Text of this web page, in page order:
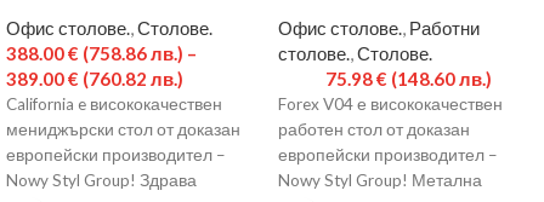
Офис столове.,Столове.
388.00€ (758.86 лв.) –
389.00€ (760.82 лв.)
California e висококачествен
мениджърски стол от доказан
европейски производител –
Nowy Styl Group! Здрава
Офис столове., Работни
столове.,Столове.
75.98€ (148.60 лв.)
Forex V04 е висококачествен
работен стол от доказан
европейски производител –
Nowy Styl Group! Метална